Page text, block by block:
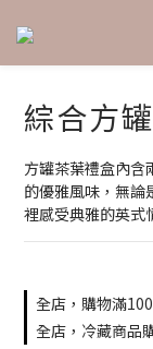
綜合方
方罐茶葉禮盒內含
的優雅風味，無論
裡感受典雅的英式
全店，購物滿
全店，冷藏商品